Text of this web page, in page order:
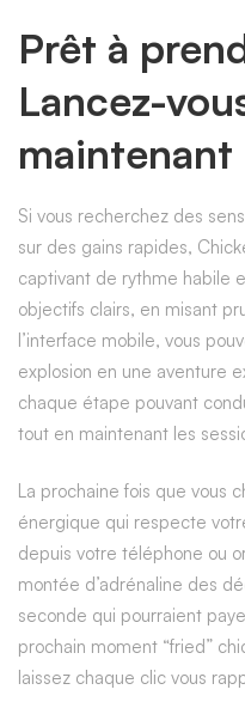
Prêt à
Lancez-
maintenant
Si vous recherchez des
sur des gains rapides,
captivant de rythme habile
objectifs clairs, en misant
l’interface mobile, vous
explosion en une aventure
chaque étape pouvant
tout en maintenant les
La prochaine fois que vous
énergique qui respecte
depuis votre téléphone ou
montée d’adrénaline des
seconde qui pourraient
prochain moment “fried”
laissez chaque clic vous